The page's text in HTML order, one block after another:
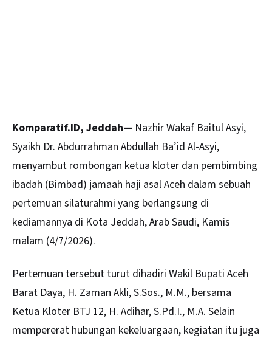
Komparatif.ID, Jeddah— Nazhir Wakaf Baitul Asyi,
Syaikh Dr. Abdurrahman Abdullah Ba’id Al-Asyi,
menyambut rombongan ketua kloter dan pembimbing
ibadah (Bimbad) jamaah haji asal Aceh dalam sebuah
pertemuan silaturahmi yang berlangsung di
kediamannya di Kota Jeddah, Arab Saudi, Kamis
malam (4/7/2026).
Pertemuan tersebut turut dihadiri Wakil Bupati Aceh
Barat Daya, H. Zaman Akli, S.Sos., M.M., bersama
Ketua Kloter BTJ 12, H. Adihar, S.Pd.I., M.A. Selain
mempererat hubungan kekeluargaan, kegiatan itu juga